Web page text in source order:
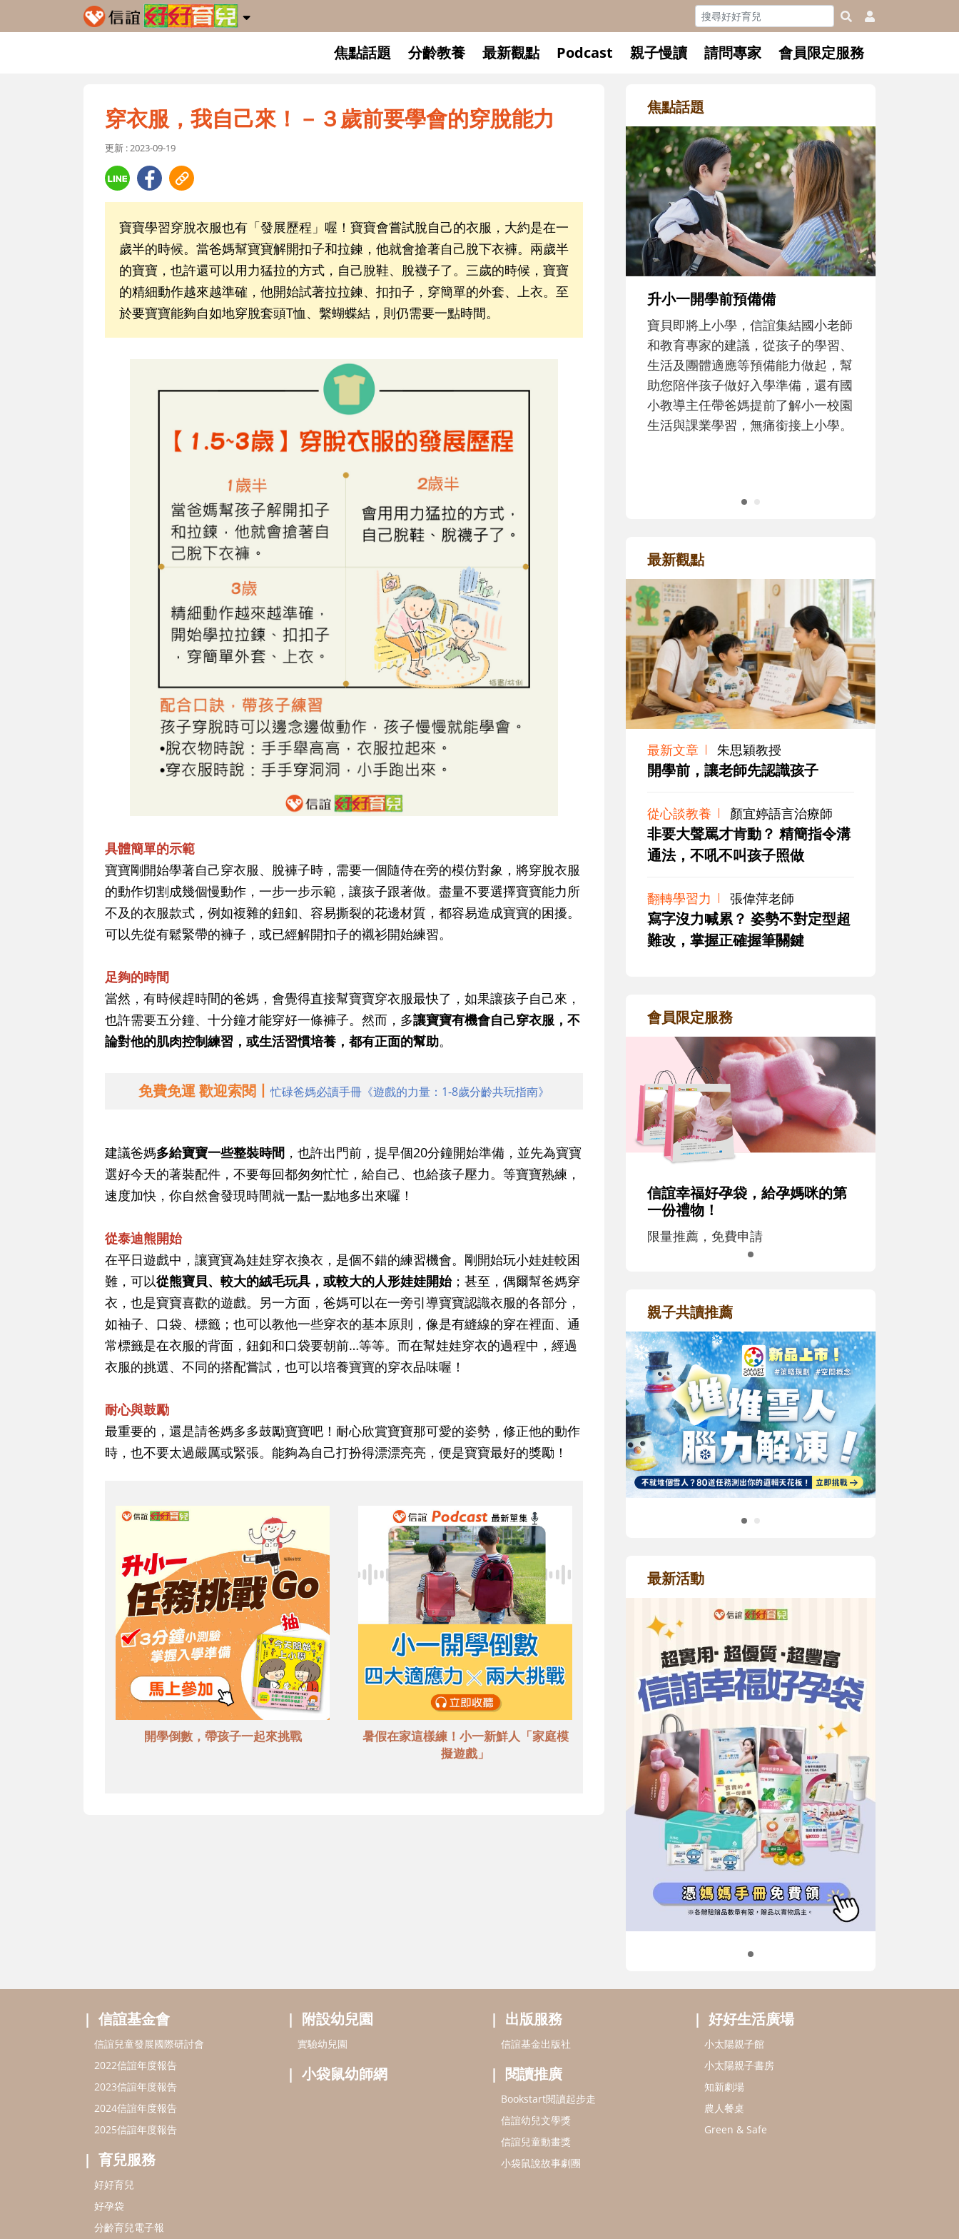
焦點話題 分齡教養 最新觀點 Podcast 親子慢讀 請問專家 會員限定服務
穿衣服，我自己來！－３歲前要學會的穿脫能力
更新 : 2023-09-19
寶寶學習穿脫衣服也有「發展歷程」喔！寶寶會嘗試脫自己的衣服，大約是在一
歲半的時候。當爸媽幫寶寶解開扣子和拉鍊，他就會搶著自己脫下衣褲。兩歲半
的寶寶，也許還可以用力猛拉的方式，自己脫鞋、脫襪子了。三歲的時候，寶寶
的精細動作越來越準確，他開始試著拉拉鍊、扣扣子，穿簡單的外套、上衣。至
於要寶寶能夠自如地穿脫套頭T恤、繫蝴蝶結，則仍需要一點時間。
具體簡單的示範
寶寶剛開始學著自己穿衣服、脫褲子時，需要一個隨侍在旁的模仿對象，將穿脫衣服
的動作切割成幾個慢動作，一步一步示範，讓孩子跟著做。盡量不要選擇寶寶能力所
不及的衣服款式，例如複雜的鈕釦、容易撕裂的花邊材質，都容易造成寶寶的困擾。
可以先從有鬆緊帶的褲子，或已經解開扣子的襯衫開始練習。
足夠的時間
當然，有時候趕時間的爸媽，會覺得直接幫寶寶穿衣服最快了，如果讓孩子自己來，
也許需要五分鐘、十分鐘才能穿好一條褲子。然而， 多讓寶寶有機會自己穿衣服，不
論對他的肌肉控制練習，或生活習慣培養，都有正面的幫助。
免費免運 歡迎索閱丨忙碌爸媽必讀手冊《遊戲的力量：1-8歲分齡共玩指南》
建議爸媽多給寶寶一些整裝時間 ，也許出門前，提早個20分鐘開始準備，並先為寶寶
選好今天的著裝配件，不要每回都匆匆忙忙，給自己、也給孩子壓力。等寶寶熟練，
速度加快，你自然會發現時間就一點一點地多出來囉！
從泰迪熊開始
在平日遊戲中，讓寶寶為娃娃穿衣換衣，是個不錯的練習機會。剛開始玩小娃娃較困
難，可以從熊寶貝、較大的絨毛玩具，或較大的人形娃娃開始；甚至，偶爾幫爸媽穿
衣，也是寶寶喜歡的遊戲。另一方面，爸媽可以在一旁引導寶寶認識衣服的各部分，
如袖子、口袋、標籤；也可以教他一些穿衣的基本原則，像是有縫線的穿在裡面、通
常標籤是在衣服的背面，鈕釦和口袋要朝前…等等。而在幫娃娃穿衣的過程中，經過
衣服的挑選、不同的搭配嘗試，也可以培養寶寶的穿衣品味喔！
耐心與鼓勵
最重要的，還是請爸媽多多鼓勵寶寶吧！耐心欣賞寶寶那可愛的姿勢，修正他的動作
時，也不要太過嚴厲或緊張。能夠為自己打扮得漂漂亮亮，便是寶寶最好的獎勵！
開學倒數，帶孩子一起來挑戰
暑假在家這樣練！小一新鮮人「家庭模
擬遊戲」
焦點話題
升小一開學前預備備
寶貝即將上小學，信誼集結國小老師
和教育專家的建議，從孩子的學習、
生活及團體適應等預備能力做起，幫
助您陪伴孩子做好入學準備，還有國
小教導主任帶爸媽提前了解小一校園
生活與課業學習，無痛銜接上小學。
最新觀點
最新文章 朱思穎教授
開學前，讓老師先認識孩子
從心談教養 顏宜婷語言治療師
非要大聲罵才肯動？ 精簡指令溝
通法，不吼不叫孩子照做
翻轉學習力 張偉萍老師
寫字沒力喊累？ 姿勢不對定型超
難改，掌握正確握筆關鍵
會員限定服務
信誼幸福好孕袋，給孕媽咪的第
一份禮物！
限量推薦，免費申請
親子共讀推薦
最新活動
信誼基金會
信誼兒童發展國際研討會
2022信誼年度報告
2023信誼年度報告
2024信誼年度報告
2025信誼年度報告
育兒服務
好好育兒
好孕袋
分齡育兒電子報
附設幼兒園
實驗幼兒園
小袋鼠幼師網
出版服務
信誼基金出版社
閱讀推廣
Bookstart閱讀起步走
信誼幼兒文學獎
信誼兒童動畫獎
小袋鼠說故事劇團
好好生活廣場
小太陽親子館
小太陽親子書房
知新劇場
農人餐桌
Green & Safe